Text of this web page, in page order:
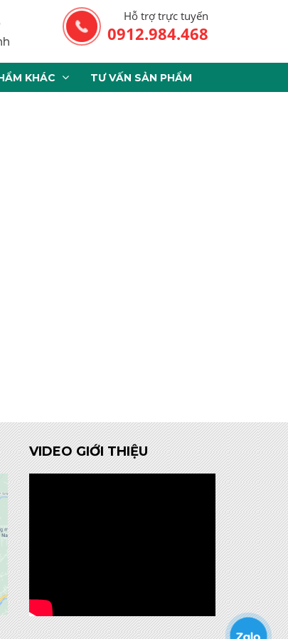
Hỗ trợ trực tuyến
0912.984.468
KHÁC TƯ VẤN SẢN PHẨM
VIDEO GIỚI THIỆU